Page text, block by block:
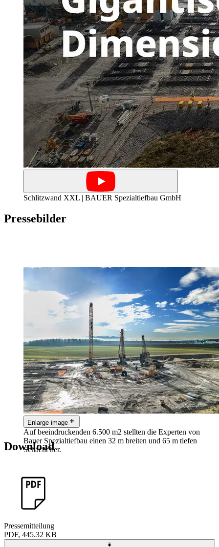
Schlitzwand XXL | BAUER Spezialtiefbau GmbH
Pressebilder
Enlarge image
Auf beeindruckenden 6.500 m2 stellten die Experten von
Bauer Spezialtiefbau einen 32 m breiten und 65 m tiefen
Schacht her.
Download
Pressemitteilung
PDF, 445.32 KB